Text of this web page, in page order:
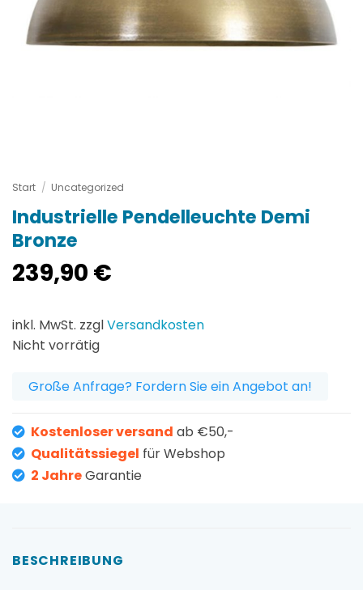
Start / Uncategorized
Industrielle Pendelleuchte Demi
Bronze
239,90 €
inkl. MwSt. zzglVersandkosten
Nicht vorrätig
Große Anfrage? Fordern Sie ein Angebot an!
Kostenloser versand ab €50,-
Qualitätssiegel für Webshop
2 JahreGarantie
BESCHREIBUNG